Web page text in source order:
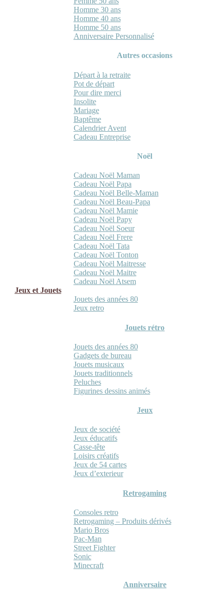
Homme 30 ans
Homme 40 ans
Homme 50 ans
Anniversaire Personnalisé
Autres occasions
Départ à la retraite
Pot de départ
Pour dire merci
Insolite
Mariage
Baptême
Calendrier Avent
Cadeau Entreprise
Noël
Cadeau Noël Maman
Cadeau Noël Papa
Cadeau Noël Belle-Maman
Cadeau Noël Beau-Papa
Cadeau Noël Mamie
Cadeau Noël Papy
Cadeau Noël Soeur
Cadeau Noël Frere
Cadeau Noël Tata
Cadeau Noël Tonton
Cadeau Noël Maitresse
Cadeau Noël Maitre
Cadeau Noël Atsem
Jeux et Jouets
Jouets des années 80
Jeux retro
Jouets rétro
Jouets des années 80
Gadgets de bureau
Jouets musicaux
Jouets traditionnels
Peluches
Figurines dessins animés
Jeux
Jeux de société
Jeux éducatifs
Casse-tête
Loisirs créatifs
Jeux de 54 cartes
Jeux d’exterieur
Retrogaming
Consoles retro
Retrogaming – Produits dérivés
Mario Bros
Pac-Man
Street Fighter
Sonic
Minecraft
Anniversaire